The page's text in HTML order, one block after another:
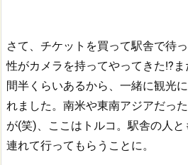
さて、チケットを買って駅舎で待
性がカメラを持ってやってきた!?
間半くらいあるから、一緒に観光
れました。 南米や東南アジアだっ
が(笑)、ここはトルコ。駅舎の人と
連れて行ってもらうことに。